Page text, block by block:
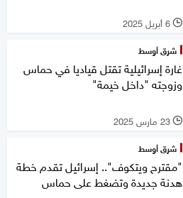
l 6 أبريل 2025
شرق أوسط
غارة إسرائيلية تقتل قياديا في حماس
وزوجته "داخل خيمة"
l 23 مارس 2025
شرق أوسط
"مقترح ويتكوف".. إسرائيل تقدم خطة
هدنة جديدة وتضغط على حماس